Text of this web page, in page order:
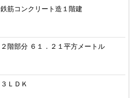
鉄筋コンクリート造１階建
２階部分 ６１．２１平方メートル
３ＬＤＫ